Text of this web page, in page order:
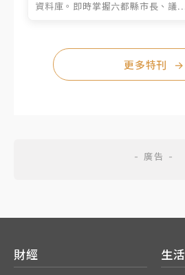
資料庫。即時掌握六都縣市長、議
更多特刊 →
財經 生活